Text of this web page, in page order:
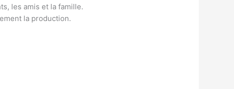
les amis et la famille.
la production.